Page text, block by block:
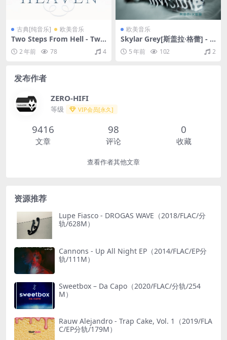
古典[纯音乐] 欧美音乐
Two Steps From Hell - Two
Steps From Heaven（2012/
FLAC/分轨/318M）(16bit/48
2 年前 78 4
欧美音乐
Skylar Grey[斯盖拉·格蕾] - I
nvisible (Remixes)（2011/F
LAC/EP分轨/292M）
5 年前 102 2
发布作者
ZERO-HIFI
等级 VIP会员[永久]
9416
文章
98
评论
0
收藏
查看作者其他文章
资源推荐
Lupe Fiasco - DROGAS WAVE（2018/FLAC/分
轨/628M）
Cannons - Up All Night EP（2014/FLAC/EP分
轨/111M）
Sweetbox – Da Capo（2020/FLAC/分轨/254
M）
Rauw Alejandro - Trap Cake, Vol. 1（2019/FLA
C/EP分轨/179M）